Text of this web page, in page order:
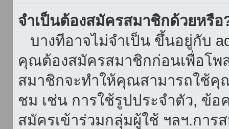
จำเป็นต้องสมัครสมาชิกด้วยหรือ
บางทีอาจไม่จำเป็น ขึ้นอยู่กับ
คุณต้องสมัครสมาชิกก่อนเพื่อโพ
สมาชิกจะทำให้คุณสามารถใช้คุ
ชม เช่น การใช้รูปประจำตัว, ข้อ
สมัครเข้าร่วมกลุ่มผู้ใช้ ฯลฯ.การ